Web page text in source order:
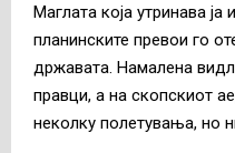
Маглата која утринава ја
планинските превои го
државата. Намалена
правци, а на скопскиот
неколку полетувања, но